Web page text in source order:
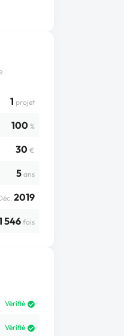
1 projet
100 %
30 €
5 ans
2019
546 fois
Vérifié
Vérifié